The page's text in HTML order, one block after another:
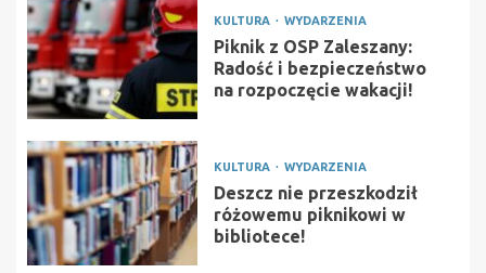
KULTURA WYDARZENIA
Piknik z OSP Zaleszany:
Radość i bezpieczeństwo
na rozpoczęcie wakacji!
KULTURA WYDARZENIA
Deszcz nie przeszkodził
różowemu piknikowi w
bibliotece!